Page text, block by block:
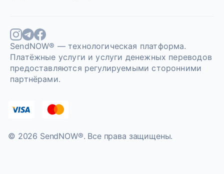
SendNOW® — технологическая платформа.
Платёжные услуги и услуги денежных переводов
предоставляются регулируемыми сторонними
партнёрами.
© 2026 SendNOW®. Bce права защищены.